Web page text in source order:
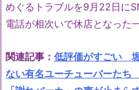
めぐるトラブルを9月22日に
電話が相次いで休店となった
関連記事： 低評価がすごい
ない有名ユーチューバーたち